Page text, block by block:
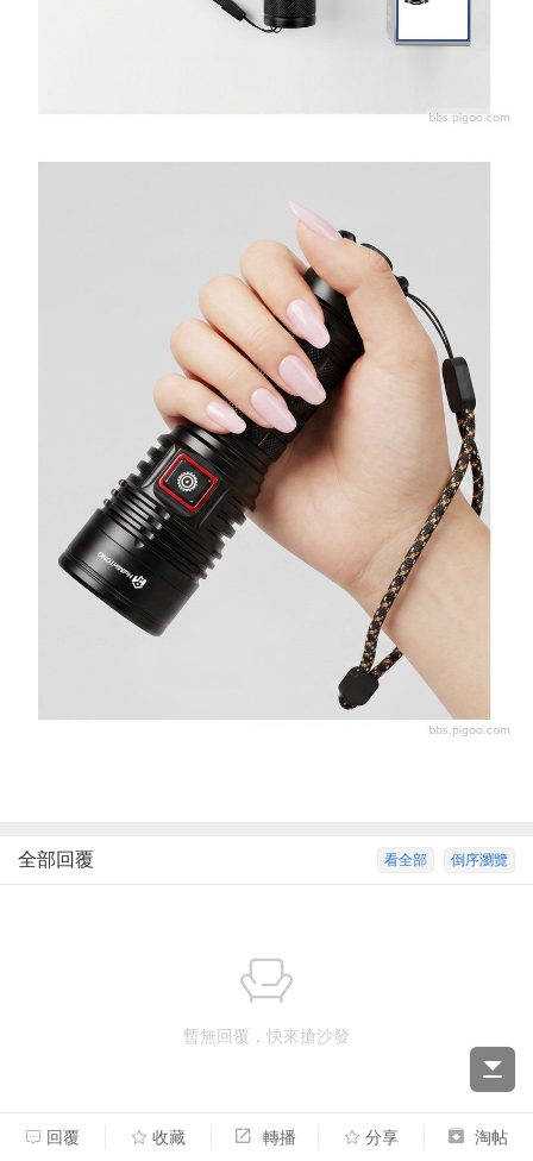
倒序瀏覽
看全部
全部回覆
暫無回覆，快來搶沙發
回覆 收藏 轉播 分享 淘帖